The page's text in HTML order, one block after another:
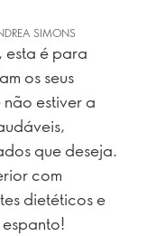
SIMONS
esta é para
os seus
estiver a
que deseja.
com
dietéticos e